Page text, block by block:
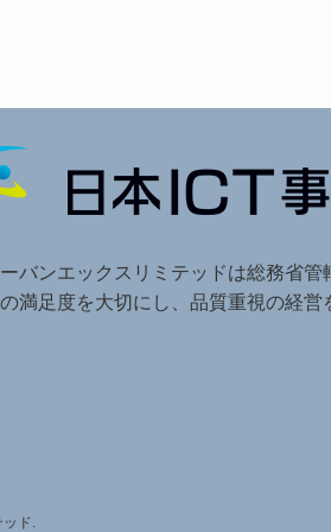
バンエックスリミテッドは総務省管
満足度を大切にし、品質重視の経営
ド.